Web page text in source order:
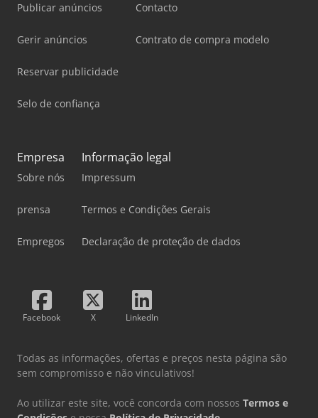
Publicar anúncios
Gerir anúncios
Reservar publicidade
Selo de confiança
Contacto
Contrato de compra modelo
Empresa
Sobre nós
prensa
Empregos
Informação legal
Impressum
Termos e Condições Gerais
Declaração de proteção de dados
Facebook X LinkedIn
Todas as informações, ofertas e preços nesta página são
sem compromisso e não vinculativos!
Ao utilizar este site, você concorda com nossos Termos e